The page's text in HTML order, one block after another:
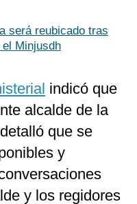
será reubicado tras
Minjusdh
indicó que
alcalde de la
que se
y
y los regidores